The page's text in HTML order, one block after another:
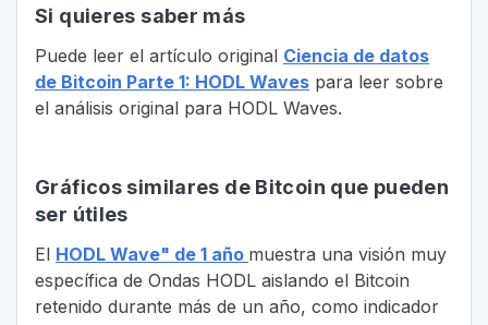
Si quieres saber más
Puede leer el artículo original Ciencia de datos
de Bitcoin Parte 1: HODL Waves para leer sobre
el análisis original para HODL Waves.
Gráficos similares de Bitcoin que pueden
ser útiles
El HODL Wave" de 1 año muestra una visión muy
específica de Ondas HODL aislando el Bitcoin
retenido durante más de un año, como indicador